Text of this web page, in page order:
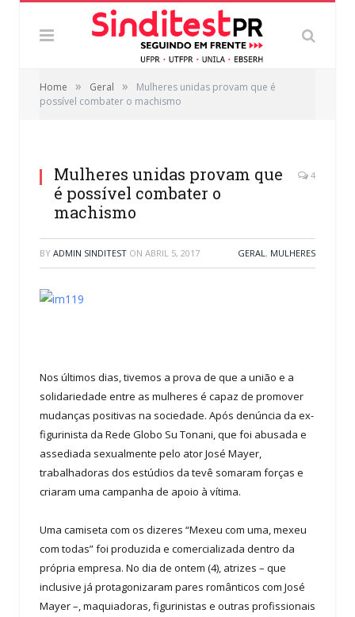
Home » Geral »
Mulheres unidas provam que é
possível combater o machismo
Mulheres unidas provam que
é possível combater o
machismo
4
BY ADMIN SINDITEST ON ABRIL 5, 2017 GERAL , MULHERES
Nos últimos dias, tivemos a prova de que a união e a
solidariedade entre as mulheres é capaz de promover
mudanças positivas na sociedade. Após denúncia da ex-
figurinista da Rede Globo Su Tonani, que foi abusada e
assediada sexualmente pelo ator José Mayer,
trabalhadoras dos estúdios da tevê somaram forças e
criaram uma campanha de apoio à vítima.
Uma camiseta com os dizeres “Mexeu com uma, mexeu
com todas” foi produzida e comercializada dentro da
própria empresa. No dia de ontem (4), atrizes – que
inclusive já protagonizaram pares românticos com José
Mayer –, maquiadoras, figurinistas e outras profissionais